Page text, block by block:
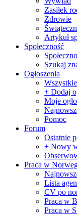
Zasiłek
Zdrowie
Artykuł
Społeczność
Szukaj
Ogłoszenia
+ Dodaj
Moje
Pomoc
Forum
Ostatnie
+ Nowy
Praca w
Lista
CV po
Praca w
Praca w